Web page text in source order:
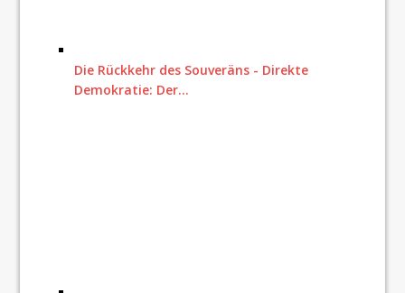
Die Rückkehr des Souveräns - Direkte
Demokratie: Der…